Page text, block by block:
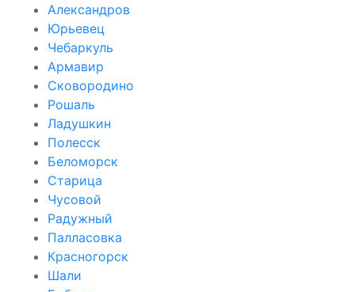
Александров
Юрьевец
Чебаркуль
Армавир
Сковородино
Рошаль
Ладушкин
Полесск
Беломорск
Старица
Чусовой
Радужный
Палласовка
Красногорск
Шали